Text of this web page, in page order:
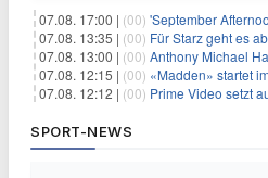
07.08. 17:00 | (00) 'September Afternoon'-
07.08. 13:35 | (00) Für Starz geht es
07.08. 13:00 | (00) Anthony Michael Hall: John Hughes
07.08. 12:15 | (00) «Madden» startet
07.08. 12:12 | (00) Prime Video setzt
SPORT-NEWS